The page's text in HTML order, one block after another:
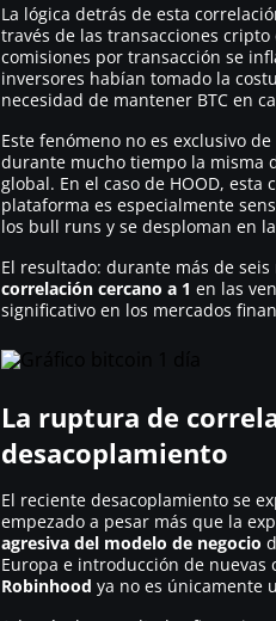
La lógica detrás de esta
través de las transacciones
comisiones por transacción se
inversores habían tomado la
necesidad de mantener BTC en
Este fenómeno no es exclusivo de
durante mucho tiempo la misma
global. En el caso de HOOD,
plataforma es especialmente
los bull runs y se desploman en
El resultado: durante más de
correlación cercano a 1 en las
significativo en los mercados
La ruptura de
desacoplamiento
El reciente desacoplamiento se
empezado a pesar más que la
agresiva del modelo de negocio
Europa e introducción de nuevas
Robinhood ya no es únicamente